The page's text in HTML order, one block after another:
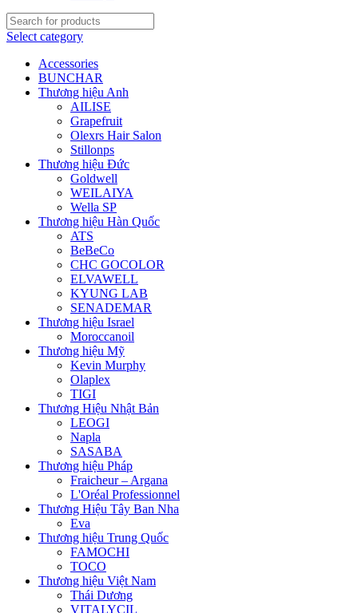
Select category
Accessories
BUNCHAR
Thương hiệu Anh
AILISE
Grapefruit
Olexrs Hair Salon
Stillonps
Thương hiệu Đức
Goldwell
WEILAIYA
Wella SP
Thương hiệu Hàn Quốc
ATS
BeBeCo
CHC GOCOLOR
ELVAWELL
KYUNG LAB
SENADEMAR
Thương hiệu Israel
Moroccanoil
Thương hiệu Mỹ
Kevin Murphy
Olaplex
TIGI
Thương Hiệu Nhật Bản
LEOGI
Napla
SASABA
Thương hiệu Pháp
Fraicheur – Argana
L'Oréal Professionnel
Thương Hiệu Tây Ban Nha
Eva
Thương hiệu Trung Quốc
FAMOCHI
TOCO
Thương hiệu Việt Nam
Thái Dương
VITALYCIL